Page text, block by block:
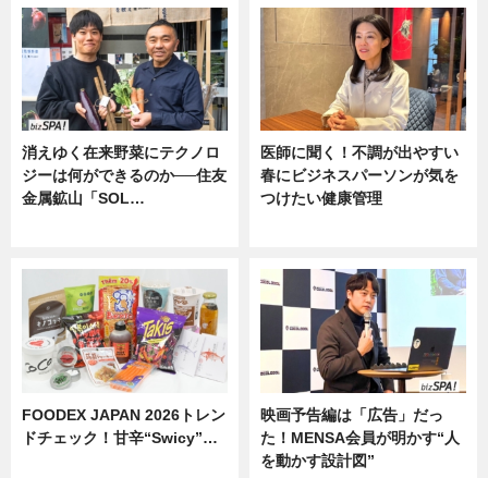
消えゆく在来野菜にテクノロ
ジーは何ができるのか──住友
金属鉱山「SOL…
医師に聞く！不調が出やすい
春にビジネスパーソンが気を
つけたい健康管理
FOODEX JAPAN 2026トレン
ドチェック！甘辛“Swicy”…
映画予告編は「広告」だっ
た！MENSA会員が明かす“人
を動かす設計図”